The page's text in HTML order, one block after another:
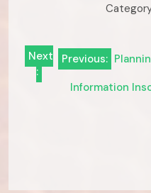
Navigation
de
Previous:
Next
:
Information